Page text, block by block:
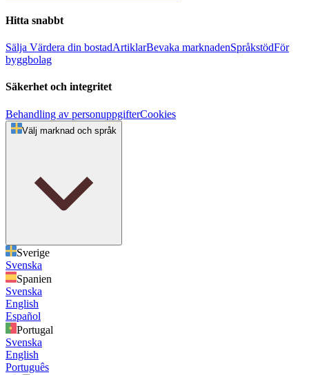
Hitta snabbt
Sälja Värdera din bostadArtiklarBevaka marknadenSpråkstödFör
byggbolag
Säkerhet och integritet
Behandling av personuppgifterCookies
Välj marknad och språk
Sverige
Svenska
Spanien
Svenska
English
Español
Portugal
Svenska
English
Português